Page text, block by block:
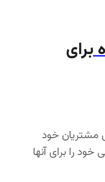
مشتریان خود
را برای آنها